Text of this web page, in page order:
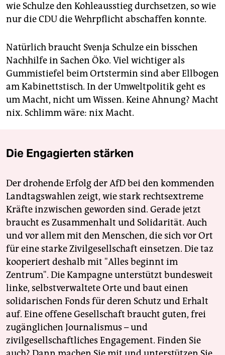
wie Schulze den Kohleausstieg durchsetzen, so wie
nur die CDU die Wehrpflicht abschaffen konnte.
Natürlich braucht Svenja Schulze ein bisschen
Nachhilfe in Sachen Öko. Viel wich­tiger als
Gummistiefel beim Ortstermin sind aber Ellbogen
am Kabinettstisch. In der Umweltpolitik geht es
um Macht, nicht um Wissen. Keine Ahnung? Macht
nix. Schlimm wäre: nix Macht.
Die Engagierten stärken
Der drohende Erfolg der AfD bei den kommenden
Landtagswahlen zeigt, wie stark rechtsextreme
Kräfte inzwischen geworden sind. Gerade jetzt
braucht es Zusammenhalt und Solidarität. Auch
und vor allem mit den Menschen, die sich vor Ort
für eine starke Zivilgesellschaft einsetzen. Die taz
kooperiert deshalb mit "Alles beginnt im
Zentrum". Die Kampagne unterstützt bundesweit
linke, selbstverwaltete Orte und baut einen
solidarischen Fonds für deren Schutz und Erhalt
auf. Eine offene Gesellschaft braucht guten, frei
zugänglichen Journalismus – und
zivilgesellschaftliches Engagement. Finden Sie